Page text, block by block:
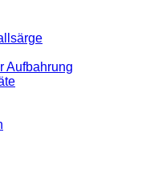
Aufbahrung